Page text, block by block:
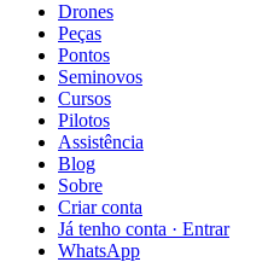
Drones
Peças
Pontos
Seminovos
Cursos
Pilotos
Assistência
Blog
Sobre
Criar conta
Já tenho conta · Entrar
WhatsApp